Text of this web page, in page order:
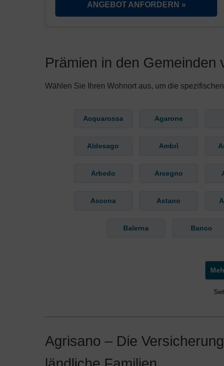
ANGEBOT ANFORDERN »
Prämien in den Gemeinden
Wählen Sie Ihren Wohnort aus, um die
Acquarossa Agarone
Aldesago Ambrì
Arbedo Arcegno
Ascona Astano
Balerna Banco
Agrisano – Die